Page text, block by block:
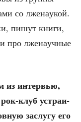
со лже­на­у­кой.
пишут кни­ги,
про лже­на­уч­ные
из интер­вью,
клуб устра­и­
заслу­гу его